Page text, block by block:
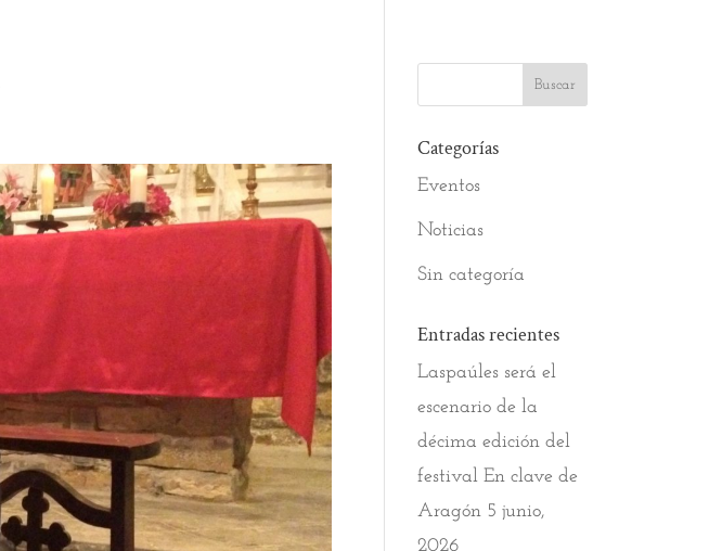
Categorías
Eventos
Noticias
Sin categoría
Entradas recientes
Laspaúles será el
escenario de la
décima edición del
festival En clave de
Aragón 5 junio,
2026